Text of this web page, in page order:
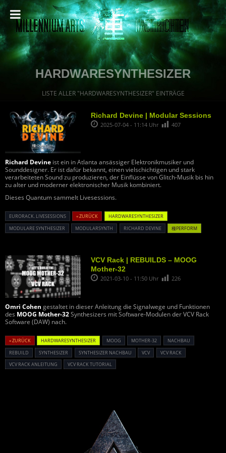
HARDWARESYNTHESIZER
LISTE ALLER "HARDWARESYNTHESIZER" EINTRÄGE
Richard Devine | Modular Sessions
2025-07-04 - 11:14 Uhr 407
Richard Devine ist ein in Atlanta ansässiger Elektronikmusiker und
Sounddesigner. Er ist dafür bekannt, einen vielschichtigen und stark
verarbeiteten Sound zu produzieren, der Einflüsse von Glitch-Musik bis hin
zu alter und moderner elektronischer Musik kombiniert.
Dieses Quantum sammelt Livesessions.
EURORACK. LIVESESSIONS « ZURÜCK
HARDWARESYNTHESIZER
MODULARE SYNTHESIZER
MODULARSYNTH RICHARD DEVINE 種PERFORM
VCV Rack | REBUILDS – MOOG
Mother-32
2021-03-10 - 11:50 Uhr 226
Omri Cohen gestaltet in dieser Anleitung die Signalwege und Funktionen
des MOOG Mother-32Synthesizers mit Software-Modulen der VCV Rack
Software (DAW) nach.
« ZURÜCK HARDWARESYNTHESIZER MOOG MOTHER-32
NACHBAU
REBUILD
SYNTHESIZER SYNTHESIZER NACHBAU VCV
VCV RACK
VCV RACK ANLEITUNG
VCV RACK TUTORIAL